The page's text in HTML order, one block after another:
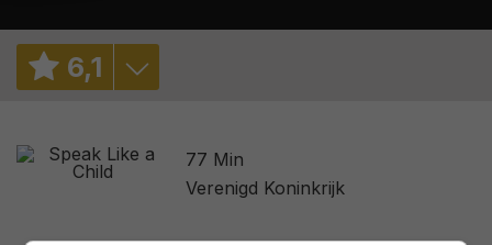
6,1
2,5/ 1
77 Min
Verenigd Koninkrijk